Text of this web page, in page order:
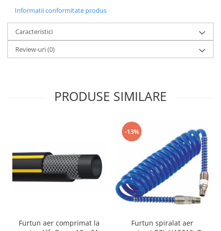
Informatii conformitate produs
Caracteristici
Review-uri(0)
PRODUSE SIMILARE
Furtun aer comprimat la
-13%
Furtun spiralat aer